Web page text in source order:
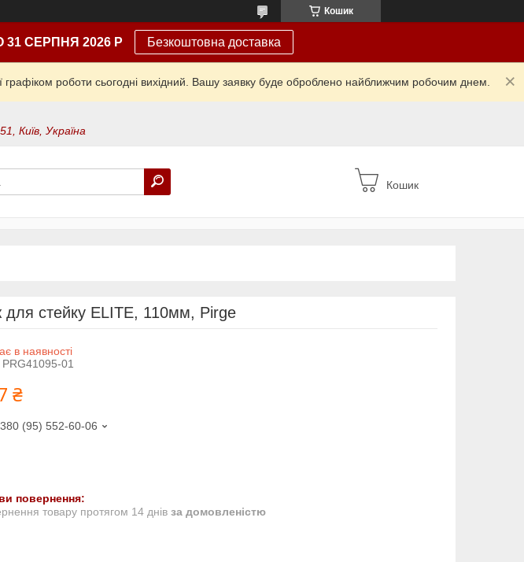
Кошик
31 СЕРПНЯ 2026 Р Безкоштовна доставка
роботи сьогодні вихідний. Вашу заявку буде оброблено найближчим робочим днем.
Київ, Україна
Кошик
для стейку ELITE, 110мм, Pirge
в наявності
PRG41095-01
₴
(95) 552-60-06
товару протягом 14 днів за домовленістю